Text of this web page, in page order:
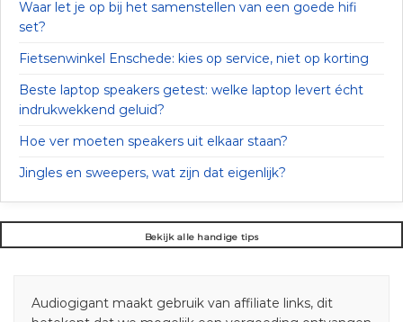
Waar let je op bij het samenstellen van een goede hifi
set?
Fietsenwinkel Enschede: kies op service, niet op korting
Beste laptop speakers getest: welke laptop levert écht
indrukwekkend geluid?
Hoe ver moeten speakers uit elkaar staan?
Jingles en sweepers, wat zijn dat eigenlijk?
Bekijk alle handige tips
Audiogigant maakt gebruik van affiliate links, dit